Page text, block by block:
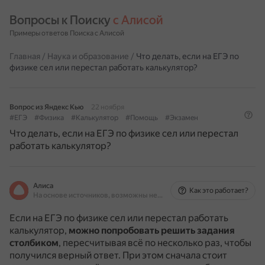
Вопросы к Поиску с Алисой
Примеры ответов Поиска с Алисой
Главная / Наука и образование / Что делать, если на ЕГЭ по
физике сел или перестал работать калькулятор?
Вопрос из Яндекс Кью
22 ноября
#ЕГЭ
#Физика #Калькулятор #Помощь #Экзамен
Что делать, если на ЕГЭ по физике сел или перестал
работать калькулятор?
Алиса
На основе источников, возможны неточности
Как это работает?
Если на ЕГЭ по физике сел или перестал работать
калькулятор, можно попробовать решить задания
столбиком, пересчитывая всё по несколько раз, чтобы
получился верный ответ. При этом сначала стоит